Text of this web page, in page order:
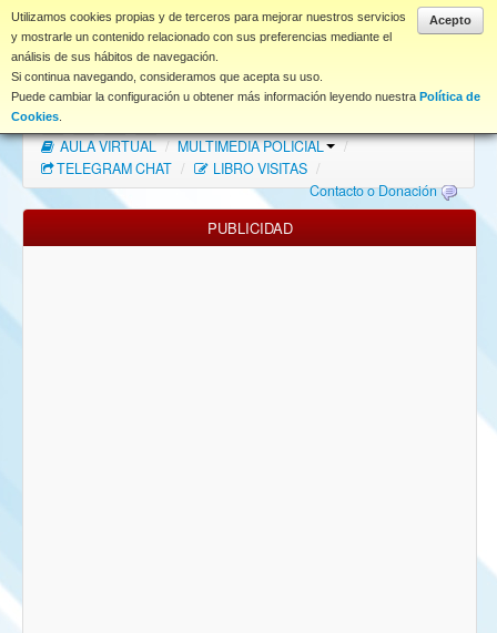
Acepto
Utilizamos cookies propias y de terceros para mejorar nuestros servicios
y mostrarle un contenido relacionado con sus preferencias mediante el
análisis de sus hábitos de navegación.
Si continua navegando, consideramos que acepta su uso.
Puede cambiar la configuración u obtener más información leyendo nuestra Política de
Cookies
www.coet.es
Portal
Índice Foros
FAQ
NORMAS FORO
Descargas
AULA VIRTUAL / MULTIMEDIA POLICIAL
/
TELEGRAM CHAT / LIBRO VISITAS /
Contacto o Donación
PUBLICIDAD